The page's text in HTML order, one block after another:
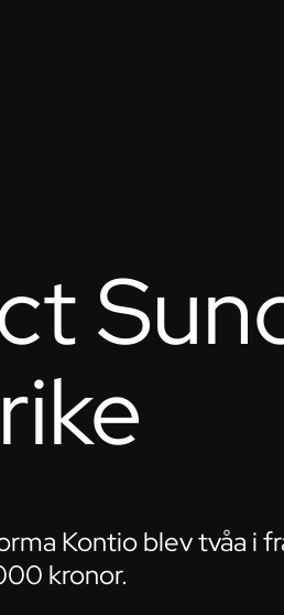
Kontio blev tvåa i
kronor.